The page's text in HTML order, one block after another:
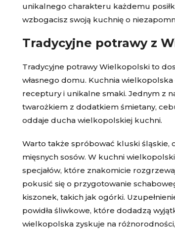
unikalnego charakteru każdemu
wzbogacisz swoją kuchnię o
Tradycyjne potrawy z
Tradycyjne potrawy Wielkopolski to
własnego domu. Kuchnia
receptury i unikalne smaki. Jednym z
twarożkiem z dodatkiem śmietany,
oddaje ducha wielkopolskiej kuchni.
Warto także spróbować kluski śląskie,
mięsnych sosów. W kuchni
specjałów, które znakomicie
pokusić się o przygotowanie
kiszonek, takich jak ogórki.
powidła śliwkowe, które dodadzą
wielkopolska zyskuje na